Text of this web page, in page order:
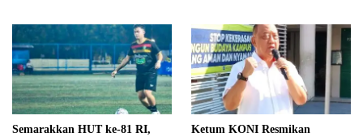
Semarakkan HUT ke-81 RI,
Ketum KONI Resmikan